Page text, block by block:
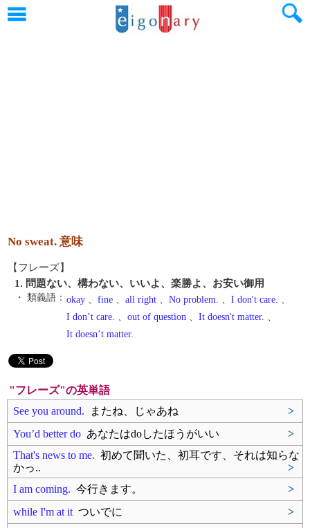
No sweat. 意味
【フレーズ】
1. 問題ない、構わない、いいよ、楽勝よ、お安い御用
・ 類義語： okay 、 fine 、 all right 、 No problem. 、 I don't care. 、
I don’t care. 、 out of question 、 It doesn't matter. 、
It doesn’t matter.
"フレーズ"の英単語
See you around. またね、じゃあね
>
You’d better do あなたはdoしたほうがいい
>
That's news to me. 初めて聞いた、初耳です、それは知らな
かっ..
>
I am coming. 今行きます。
>
while I'm at it ついでに
>